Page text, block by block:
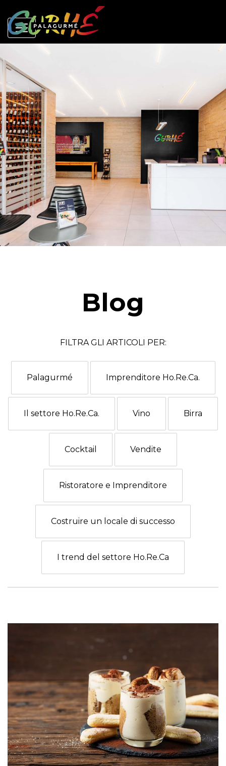
Blog
FILTRA GLI ARTICOLI PER:
Palagurmé Imprenditore Ho.Re.Ca.
Il settore Ho.Re.Ca. Vino Birra
Cocktail Vendite
Ristoratore e Imprenditore
Costruire un locale di successo
I trend del settore Ho.Re.Ca